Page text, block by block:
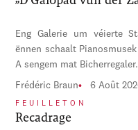
Eng Galerie um véierte
ënnen schaalt
A sengem mat
Frédéric Braun 6 Août
FEUILLETON
Recadrage